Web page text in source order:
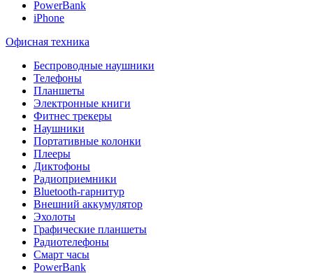
PowerBank
iPhone
Офисная техника
Беспроводные наушники
Телефоны
Планшеты
Электронные книги
Фитнес трекеры
Наушники
Портативные колонки
Плееры
Диктофоны
Радиоприемники
Bluetooth-гарнитур
Внешний аккумулятор
Эхолоты
Графические планшеты
Радиотелефоны
Смарт часы
PowerBank